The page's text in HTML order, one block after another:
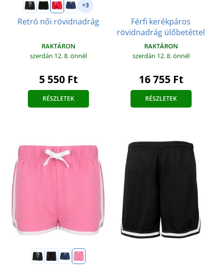
+3
Retró női rövidnadrág
RAKTÁRON
szerdán 12. 8.önnél
5 550 Ft
RÉSZLETEK
Férfi kerékpáros
rövidnadrág ülőbetéttel
RAKTÁRON
szerdán 12. 8.önnél
16 755 Ft
RÉSZLETEK